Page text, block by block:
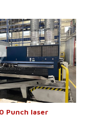
2011
2500x1250
mm
16,5 t
ja
18
2000 W
6 mm
nein
Punch laser